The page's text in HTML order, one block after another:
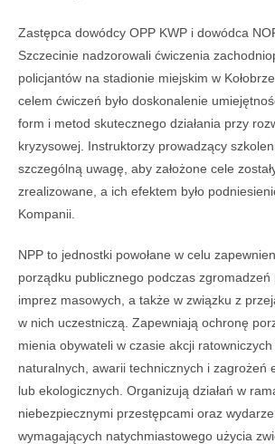
Zastępca dowódcy OPP KWP i dowódca
Szczecinie nadzorowali ćwiczenia
policjantów na stadionie miejskim w
celem ćwiczeń było doskonalenie
form i metod skutecznego działania przy
kryzysowej. Instruktorzy prowadzący
szczególną uwagę, aby założone cele
zrealizowane, a ich efektem było
Kompanii.
NPP to jednostki powołane w celu
porządku publicznego podczas zgromadzeń
imprez masowych, a także w związku z
w nich uczestniczą. Zapewniają ochronę
mienia obywateli w czasie akcji
naturalnych, awarii technicznych i zagrożeń
lub ekologicznych. Organizują działań w
niebezpiecznymi przestępcami oraz
wymagających natychmiastowego użycia